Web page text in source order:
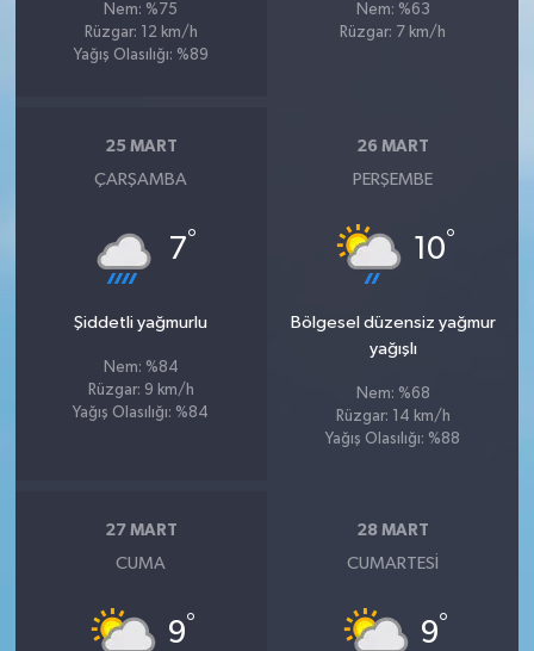
Nem: %75
Rüzgar: 12 km/h
Yağış Olasılığı: %89
Nem: %63
Rüzgar: 7 km/h
25 MART
ÇARŞAMBA
7°
Şiddetli yağmurlu
Nem: %84
Rüzgar: 9 km/h
Yağış Olasılığı: %84
26 MART
PERŞEMBE
10°
Bölgesel düzensiz yağmur
yağışlı
Nem: %68
Rüzgar: 14 km/h
Yağış Olasılığı: %88
27 MART
CUMA
9°
28 MART
CUMARTESI
9°